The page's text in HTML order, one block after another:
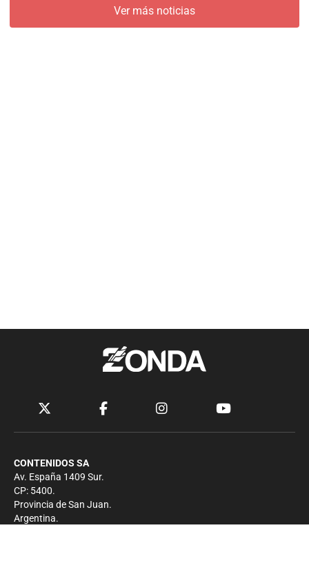
Ver más noticias
CONTENIDOS SA
Av. España 1409 Sur.
CP: 5400.
Provincia de San Juan.
Argentina.